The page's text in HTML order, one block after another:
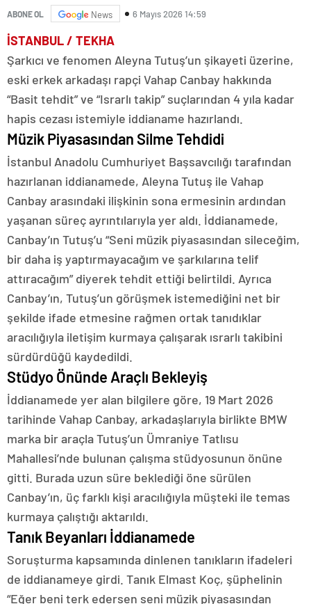
ABONE OL News 6 Mayıs 2026 14:59
İSTANBUL / TEKHA
Şarkıcı ve fenomen Aleyna Tutuş’un şikayeti üzerine,
eski erkek arkadaşı rapçi Vahap Canbay hakkında
“Basit tehdit” ve “Israrlı takip” suçlarından 4 yıla kadar
hapis cezası istemiyle iddianame hazırlandı.
Müzik Piyasasından Silme Tehdidi
İstanbul Anadolu Cumhuriyet Başsavcılığı tarafından
hazırlanan iddianamede, Aleyna Tutuş ile Vahap
Canbay arasındaki ilişkinin sona ermesinin ardından
yaşanan süreç ayrıntılarıyla yer aldı. İddianamede,
Canbay’ın Tutuş’u “Seni müzik piyasasından sileceğim,
bir daha iş yaptırmayacağım ve şarkılarına telif
attıracağım” diyerek tehdit ettiği belirtildi. Ayrıca
Canbay’ın, Tutuş’un görüşmek istemediğini net bir
şekilde ifade etmesine rağmen ortak tanıdıklar
aracılığıyla iletişim kurmaya çalışarak ısrarlı takibini
sürdürdüğü kaydedildi.
Stüdyo Önünde Araçlı Bekleyiş
İddianamede yer alan bilgilere göre, 19 Mart 2026
tarihinde Vahap Canbay, arkadaşlarıyla birlikte BMW
marka bir araçla Tutuş’un Ümraniye Tatlısu
Mahallesi’nde bulunan çalışma stüdyosunun önüne
gitti. Burada uzun süre beklediği öne sürülen
Canbay’ın, üç farklı kişi aracılığıyla müşteki ile temas
kurmaya çalıştığı aktarıldı.
Tanık Beyanları İddianamede
Soruşturma kapsamında dinlenen tanıkların ifadeleri
de iddianameye girdi. Tanık Elmast Koç, şüphelinin
“Eğer beni terk edersen seni müzik piyasasından